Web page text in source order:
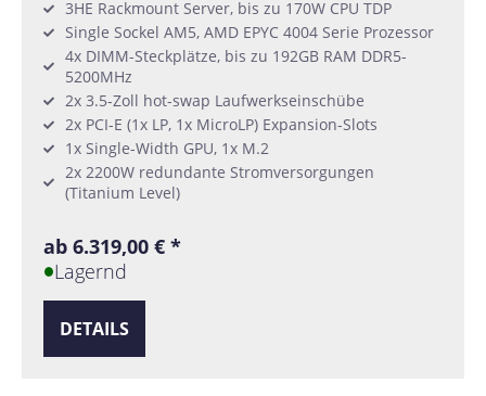
3HE Rackmount Server, bis zu 170W CPU TDP
Single Sockel AM5, AMD EPYC 4004 Serie Prozessor
4x DIMM-Steckplätze, bis zu 192GB RAM DDR5-
5200MHz
2x 3.5-Zoll hot-swap Laufwerkseinschübe
2x PCI-E (1x LP, 1x MicroLP) Expansion-Slots
1x Single-Width GPU, 1x M.2
2x 2200W redundante Stromversorgungen
(Titanium Level)
ab 6.319,00 € *
Lagernd
DETAILS